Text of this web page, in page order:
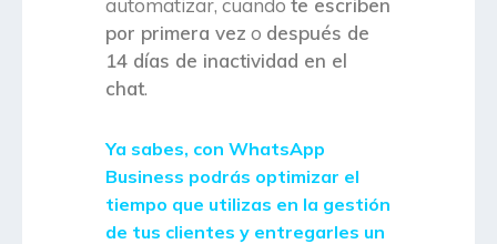
automatizar, cuando te escriben
por primera vez o después de
14 días de inactividad en el
chat.
Ya sabes, con WhatsApp
Business podrás optimizar el
tiempo que utilizas en la gestión
de tus clientes y entregarles un